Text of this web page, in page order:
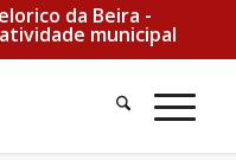
da Beira -
municipal
Pesquisa